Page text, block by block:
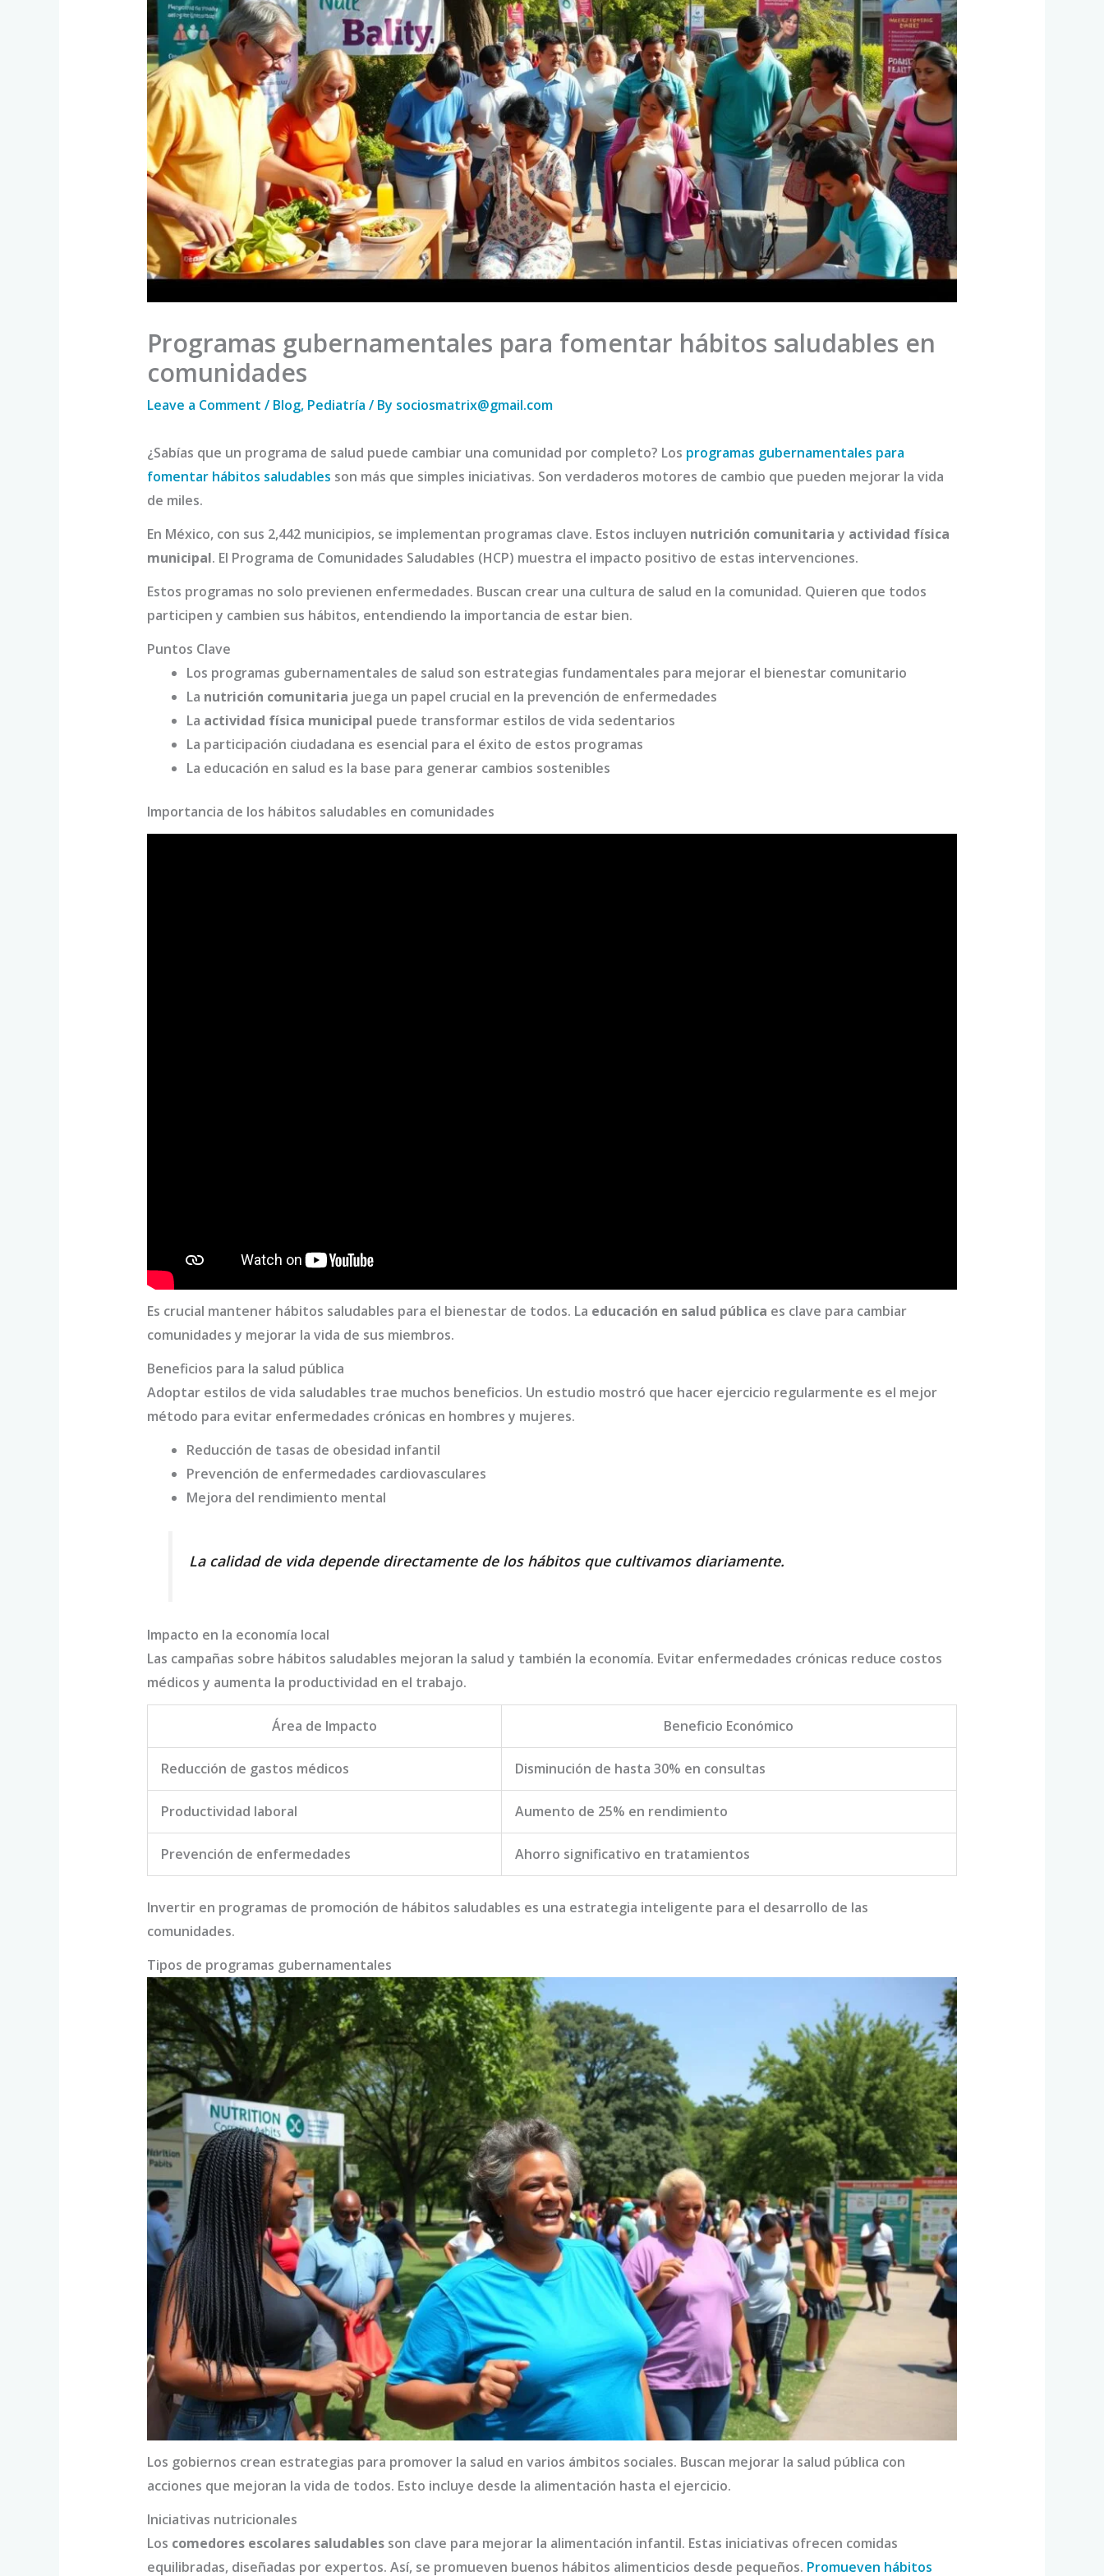
Programas gubernamentales para fomentar hábitos saludables en
comunidades
Leave a Comment / Blog, Pediatría / By sociosmatrix@gmail.com
¿Sabías que un programa de salud puede cambiar una comunidad por completo? Los programas gubernamentales para
fomentar hábitos saludables son más que simples iniciativas. Son verdaderos motores de cambio que pueden mejorar la vida
de miles.
En México, con sus 2,442 municipios, se implementan programas clave. Estos incluyen nutrición comunitaria y actividad física
municipal. El Programa de Comunidades Saludables (HCP) muestra el impacto positivo de estas intervenciones.
Estos programas no solo previenen enfermedades. Buscan crear una cultura de salud en la comunidad. Quieren que todos
participen y cambien sus hábitos, entendiendo la importancia de estar bien.
Puntos Clave
Los programas gubernamentales de salud son estrategias fundamentales para mejorar el bienestar comunitario
La nutrición comunitaria juega un papel crucial en la prevención de enfermedades
La actividad física municipal puede transformar estilos de vida sedentarios
La participación ciudadana es esencial para el éxito de estos programas
La educación en salud es la base para generar cambios sostenibles
Importancia de los hábitos saludables en comunidades
Es crucial mantener hábitos saludables para el bienestar de todos. La educación en salud pública es clave para cambiar
comunidades y mejorar la vida de sus miembros.
Beneficios para la salud pública
Adoptar estilos de vida saludables trae muchos beneficios. Un estudio mostró que hacer ejercicio regularmente es el mejor
método para evitar enfermedades crónicas en hombres y mujeres.
Reducción de tasas de obesidad infantil
Prevención de enfermedades cardiovasculares
Mejora del rendimiento mental
La calidad de vida depende directamente de los hábitos que cultivamos diariamente.
Impacto en la economía local
Las campañas sobre hábitos saludables mejoran la salud y también la economía. Evitar enfermedades crónicas reduce costos
médicos y aumenta la productividad en el trabajo.
Área de Impacto Beneficio Económico
Reducción de gastos médicos Disminución de hasta 30% en consultas
Productividad laboral Aumento de 25% en rendimiento
Prevención de enfermedades Ahorro significativo en tratamientos
Invertir en programas de promoción de hábitos saludables es una estrategia inteligente para el desarrollo de las
comunidades.
Tipos de programas gubernamentales
Los gobiernos crean estrategias para promover la salud en varios ámbitos sociales. Buscan mejorar la salud pública con
acciones que mejoran la vida de todos. Esto incluye desde la alimentación hasta el ejercicio.
Iniciativas nutricionales
Los comedores escolares saludablesson clave para mejorar la alimentación infantil. Estas iniciativas ofrecen comidas
equilibradas, diseñadas por expertos. Así, se promueven buenos hábitos alimenticios desde pequeños. Promueven hábitos